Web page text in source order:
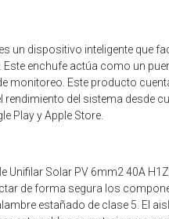
un dispositivo inteligente que
enchufe actúa como un
monitoreo. Este producto
rendimiento del sistema desde
Play y Apple Store.
Unifilar Solar PV 6mm2 40A
de forma segura los
estañado de clase 5. El